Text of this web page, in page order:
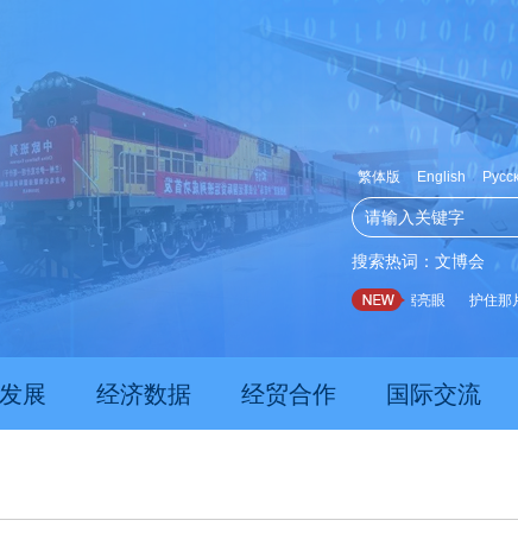
繁体版 English
搜索热词： 文博会
经济持续向新向优向好发展 甘肃上半年新质生产力发展数据亮眼 护住那片
展 经济数据 经贸合作 国际交流